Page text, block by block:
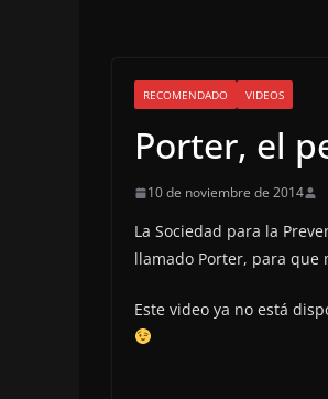
RECOMENDADO VIDEOS
Porter, el
10 de noviembre de 2014
La Sociedad para la
llamado Porter, para que
Este video ya no está